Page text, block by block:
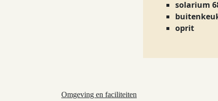
solarium
oprit
Omgeving en faciliteiten